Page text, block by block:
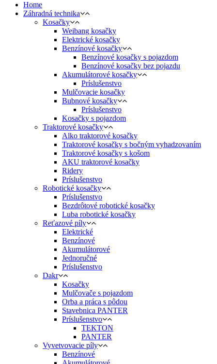
Home
Záhradná technika
Kosačky
Weibang kosačky
Elektrické kosačky
Benzínové kosačky
Benzínové kosačky s pojazdom
Benzínové kosačky bez pojazdu
Akumulátorové kosačky
Príslušenstvo
Mulčovacie kosačky
Bubnové kosačky
Príslušenstvo
Kosačky s pojazdom
Traktorové kosačky
Alko traktorové kosačky
Traktorové kosačky s bočným vyhadzovaním
Traktorové kosačky s košom
AKU traktorové kosačky
Ridery
Príslušenstvo
Robotické kosačky
Príslušenstvo
Bezdrôtové robotické kosačky
Luba robotické kosačky
Reťazové píly
Elektrické
Benzínové
Akumulátorové
Jednoručné
Príslušenstvo
Dakr
Kosačky
Mulčovače s pojazdom
Orba a práca s pôdou
Stavebnica PANTER
Príslušenstvo
TEKTON
PANTER
Vyvetvovacie píly
Benzínové